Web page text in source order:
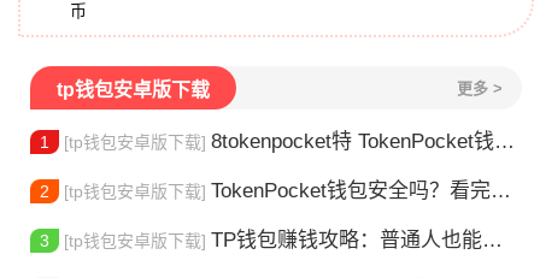
币
tp钱包安卓版下载 更多 >
1 [tp钱包安卓版下载] 8tokenpocket特 TokenPocket钱包特色功能详解，新手老手都该知道
2 [tp钱包安卓版下载] TokenPocket钱包安全吗？看完这篇你就懂了
3 [tp钱包安卓版下载] TP钱包赚钱攻略：普通人也能做的几种方式